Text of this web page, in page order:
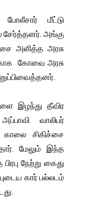
மீட்டு
சேர்த்தனர். அங்கு
அளித்த அரசு
கோவை அரசு
இழந்து தீவிர
வாலிபர்
சிகிச்சை
மேலும் இந்த
நேற்று கைது
கார் பல்லடம்